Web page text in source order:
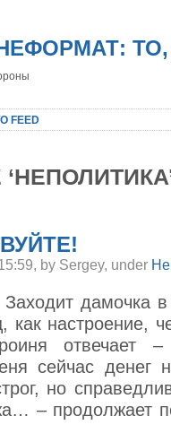
НЕФОРМАТ:
FEED
by Sergey, under
дамочка в
как настроение,
отвечает –
сейчас денег
но
– продолжает